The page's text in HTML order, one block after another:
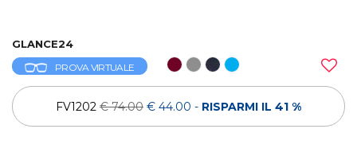
GLANCE24
PROVA VIRTUALE
FV1202 € 74.00 € 44.00 - RISPARMI IL 41 %